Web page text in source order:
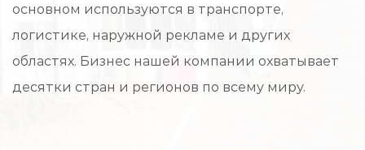
основном используются в транспорте,
логистике, наружной рекламе и других
областях. Бизнес нашей компании охватывает
десятки стран и регионов по всему миру.